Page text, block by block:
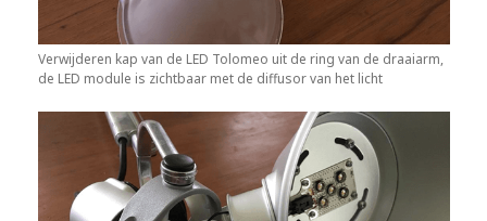
Verwijderen kap van de LED Tolomeo uit de ring van de draaiarm,
de LED module is zichtbaar met de diffusor van het licht